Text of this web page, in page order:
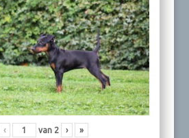
‹ van 2 › »